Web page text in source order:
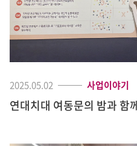
2025.05.02 사업이야기
연대치대 여동문의 밤과